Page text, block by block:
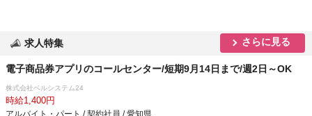
求人特集 さらに見る
電子商品券アプリのコールセンター/短期9月14日まで/週2日～OK
株式会社ベルシステム24
時給1,400円
アルバイト・パート / 契約社員 / 愛知県